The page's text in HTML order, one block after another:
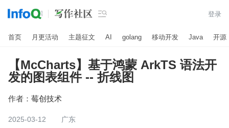
 登录
首页 月更活动 主题征文 AI golang 移动开发 Java 开源
【McCharts】基于鸿蒙 ArkTS 语法开
发的图表组件 -- 折线图
作者： 莓创技术
2025-03-12
广东